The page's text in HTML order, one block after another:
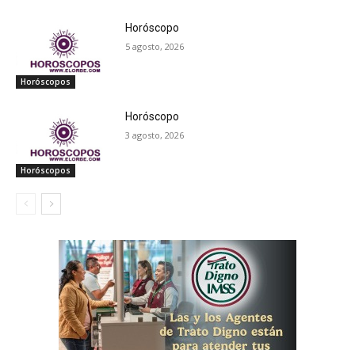
Horóscopos
Horóscopo
5 agosto, 2026
Horóscopos
Horóscopo
3 agosto, 2026